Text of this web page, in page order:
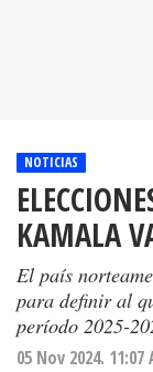
NOTICIAS
KAMALA
El país
para definir al
período 2025-
05 Nov 2024. 11:07